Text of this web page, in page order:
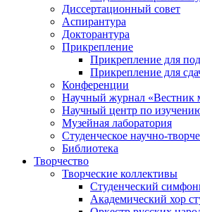
Диссертационный совет
Аспирантура
Докторантура
Прикрепление
Прикрепление для
Прикрепление для
Конференции
Научный журнал «Вестник
Научный центр по
Музейная лаборатория
Студенческое научно-
Библиотека
Творчество
Творческие коллективы
Студенческий
Академический хор